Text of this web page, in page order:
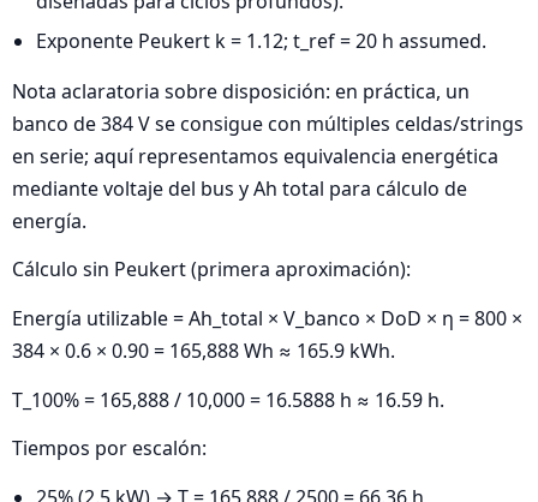
Exponente Peukert k = 1.12; t_ref = 20 h assumed.
Nota aclaratoria sobre disposición: en práctica, un
banco de 384 V se consigue con múltiples celdas/strings
en serie; aquí representamos equivalencia energética
mediante voltaje del bus y Ah total para cálculo de
energía.
Cálculo sin Peukert (primera aproximación):
Energía utilizable = Ah_total × V_banco × DoD × η = 800 ×
384 × 0.6 × 0.90 = 165,888 Wh ≈ 165.9 kWh.
T_100% = 165,888 / 10,000 = 16.5888 h ≈ 16.59 h.
Tiempos por escalón: